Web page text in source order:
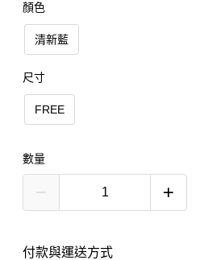
顏色
清新藍
尺寸
FREE
數量
付款與運送方式